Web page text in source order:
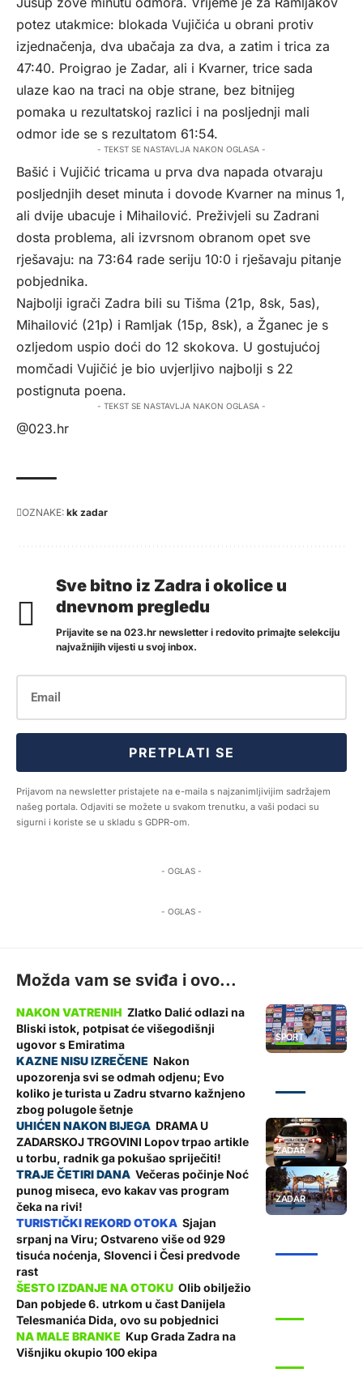
potez utakmice: blokada Vujičića u obrani protiv
izjednačenja, dva ubačaja za dva, a zatim i trica za
47:40. Proigrao je Zadar, ali i Kvarner, trice sada
ulaze kao na traci na obje strane, bez bitnijeg
pomaka u rezultatskoj razlici i na posljednji mali
odmor ide se s rezultatom 61:54.
- TEKST SE NASTAVLJA NAKON OGLASA -
Bašić i Vujičić tricama u prva dva napada otvaraju
posljednjih deset minuta i dovode Kvarner na minus 1,
ali dvije ubacuje i Mihailović. Preživjeli su Zadrani
dosta problema, ali izvrsnom obranom opet sve
rješavaju: na 73:64 rade seriju 10:0 i rješavaju pitanje
pobjednika.
Najbolji igrači Zadra bili su Tišma (21p, 8sk, 5as),
Mihailović (21p) i Ramljak (15p, 8sk), a Žganec je s
ozljedom uspio doći do 12 skokova. U gostujućoj
momčadi Vujičić je bio uvjerljivo najbolji s 22
postignuta poena.
- TEKST SE NASTAVLJA NAKON OGLASA -
@023.hr
OZNAKE: kk zadar
Sve bitno iz Zadra i okolice u
dnevnom pregledu
Prijavite se na 023.hr newsletter i redovito primajte selekciju
najvažnijih vijesti u svoj inbox.
PRETPLATI SE
Prijavom na newsletter pristajete na e-maila s najzanimljivijim sadržajem
našeg portala. Odjaviti se možete u svakom trenutku, a vaši podaci su
sigurni i koriste se u skladu s GDPR-om.
- OGLAS -
- OGLAS -
Možda vam se sviđa i ovo...
SPORT
Zlatko Dalić odlazi na
Bliski istok, potpisat će višegodišnji
ugovor s Emiratima
Nakon
upozorenja svi se odmah odjenu; Evo
koliko je turista u Zadru stvarno kažnjeno
zbog polugole šetnje
ZADAR
DRAMA U
ZADARSKOJ TRGOVINI Lopov trpao artikle
u torbu, radnik ga pokušao spriječiti!
ZADAR
Večeras počinje Noć
punog miseca, evo kakav vas program
čeka na rivi!
Sjajan
srpanj na Viru; Ostvareno više od 929
tisuća noćenja, Slovenci i Česi predvode
rast
Olib obilježio
Dan pobjede 6. utrkom u čast Danijela
Telesmanića Dida, ovo su pobjednici
Kup Grada Zadra na
Višnjiku okupio 100 ekipa